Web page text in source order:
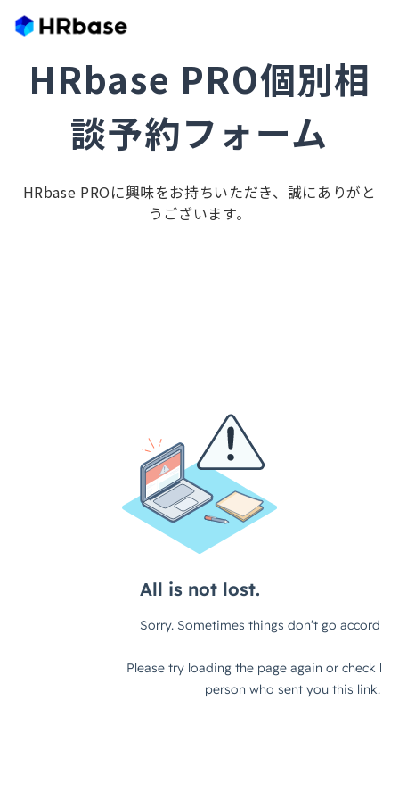
HRbase PRO個別相
談予約フォーム
HRbase PROに興味をお持ちいただき、誠にありがと
うございます。